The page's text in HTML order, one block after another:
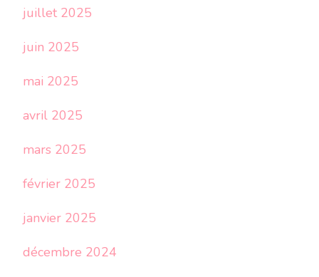
juillet 2025
juin 2025
mai 2025
avril 2025
mars 2025
février 2025
janvier 2025
décembre 2024